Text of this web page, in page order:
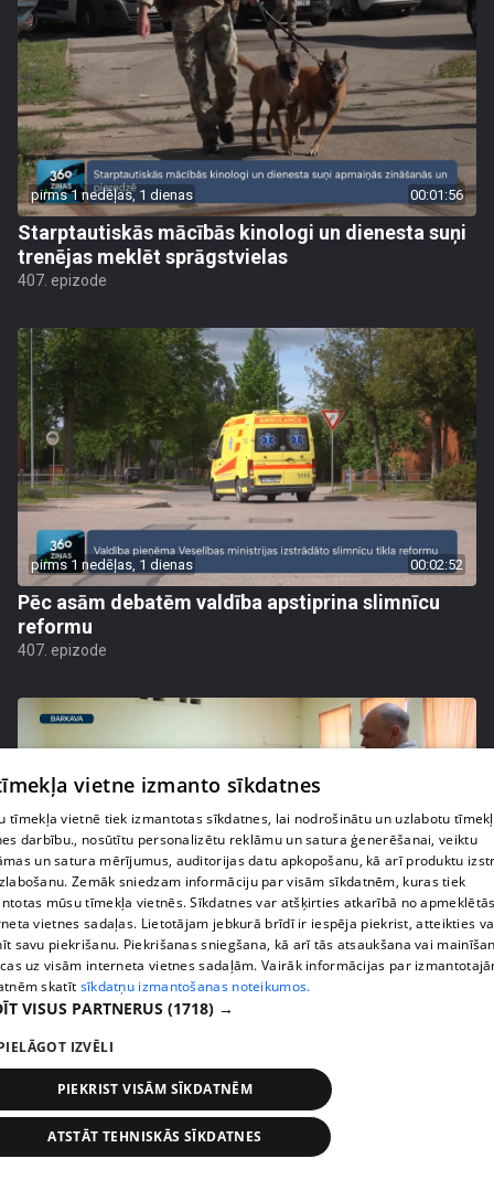
pirms 1 nedēļas, 1 dienas 00:01:56
Starptautiskās mācībās kinologi un dienesta suņi
trenējas meklēt sprāgstvielas
407. epizode
pirms 1 nedēļas, 1 dienas 00:02:52
Pēc asām debatēm valdība apstiprina slimnīcu
reformu
407. epizode
pirms 1 nedēļas, 1 dienas 00:02:47
Barkavā sākas kapelmeistaru mācības, lai nodotu
tautas muzicēšanas prasmes nākamajām
paaudzēm
407. epizode
vietne izmanto sīkdatnes
tīmekļa vietnē tiek izmantotas sīkdatnes, lai nodrošinātu un uzlabotu
darbību., nosūtītu personalizētu reklāmu un satura ģenerēšanai, veiktu
un satura mērījumus, auditorijas datu apkopošanu, kā arī produktu
Zemāk sniedzam informāciju par visām sīkdatnēm, kuras tiek
mūsu tīmekļa vietnēs. Sīkdatnes var atšķirties atkarībā no
vietnes sadaļas. Lietotājam jebkurā brīdī ir iespēja piekrist, atteikties
savu piekrišanu. Piekrišanas sniegšana, kā arī tās atsaukšana vai
uz visām interneta vietnes sadaļām. Vairāk informācijas par
skatīt sīkdatņu izmantošanas noteikumos.
VISUS PARTNERUS (1718) →
IZVĒLI
PIEKRIST VISĀM SĪKDATNĒM
ATSTĀT TEHNISKĀS SĪKDATNES